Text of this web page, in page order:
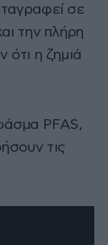
σε
την πλήρη
η ζημιά
PFAS,
τις